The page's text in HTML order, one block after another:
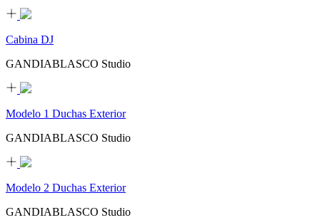
Cabina DJ
GANDIABLASCO Studio
Modelo 1 Duchas Exterior
GANDIABLASCO Studio
Modelo 2 Duchas Exterior
GANDIABLASCO Studio